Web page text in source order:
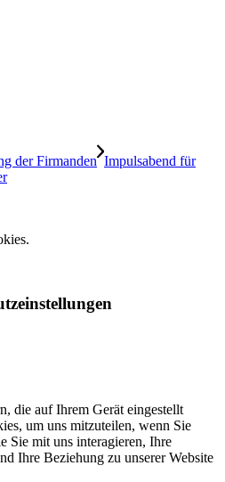
der Firmanden Impulsabend für
die auf Ihrem Gerät eingestellt
um uns mitzuteilen, wenn Sie
Sie mit uns interagieren, Ihre
Ihre Beziehung zu unserer Website